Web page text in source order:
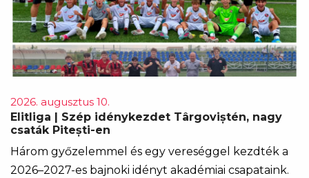
2026. augusztus 10.
Elitliga | Szép idénykezdet Târgoviștén, nagy
csaták Pitești-en
Három győzelemmel és egy vereséggel kezdték a
2026–2027-es bajnoki idényt akadémiai csapataink.